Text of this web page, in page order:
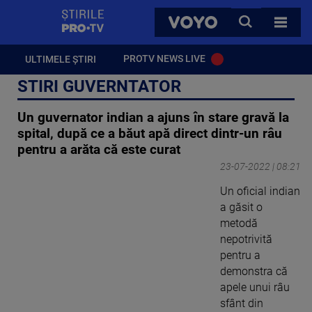
VOYO
CAUTA
TOATE
ULTIMELE ȘTIRI PROTV NEWS LIVE
STIRI GUVERNTATOR
Un guvernator indian a ajuns în stare gravă la
spital, după ce a băut apă direct dintr-un râu
pentru a arăta că este curat
23-07-2022 | 08:21
Un oficial indian
a găsit o
metodă
nepotrivită
pentru a
demonstra că
apele unui râu
sfânt din